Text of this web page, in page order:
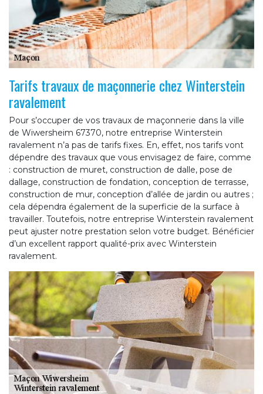
Tarifs travaux de maçonnerie chez Winterstein
ravalement
Pour s’occuper de vos travaux de maçonnerie dans la ville
de Wiwersheim 67370, notre entreprise Winterstein
ravalement n’a pas de tarifs fixes. En, effet, nos tarifs vont
dépendre des travaux que vous envisagez de faire, comme
: construction de muret, construction de dalle, pose de
dallage, construction de fondation, conception de terrasse,
construction de mur, conception d’allée de jardin ou autres ;
cela dépendra également de la superficie de la surface à
travailler. Toutefois, notre entreprise Winterstein ravalement
peut ajuster notre prestation selon votre budget. Bénéficier
d’un excellent rapport qualité-prix avec Winterstein
ravalement.